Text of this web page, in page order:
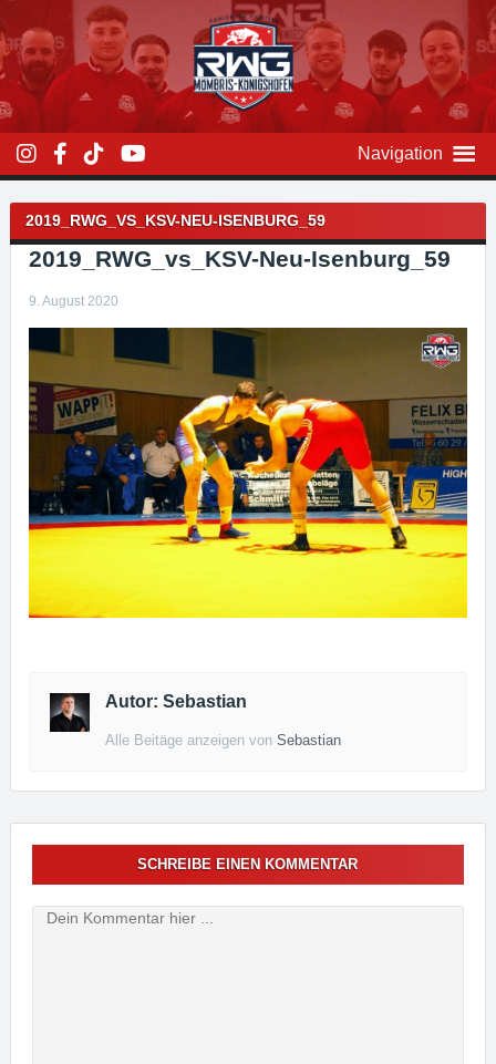
Inhalt
überspringen
Navigation
2019_RWG_VS_KSV-NEU-ISENBURG_59
2019_RWG_vs_KSV-Neu-Isenburg_59
9. August 2020
Autor: Sebastian
Alle Beitäge anzeigen vonSebastian
Beitragsnavigation
SCHREIBE EINEN KOMMENTAR